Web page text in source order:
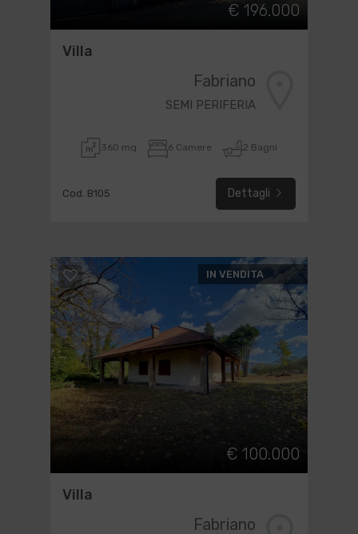
€ 196.000
Villa
Fabriano
SEMI PERIFERIA
360 mq 6 Camere 2 Bagni
Cod. B105 Dettagli
IN VENDITA
€ 100.000
Villa
Fabriano